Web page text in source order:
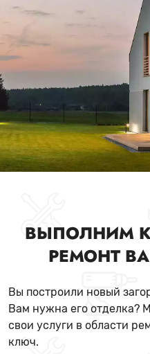
ВЫПОЛНИМ
РЕМОНТ
Вы построили новый
Вам нужна его отделка?
свои услуги в области
ключ.